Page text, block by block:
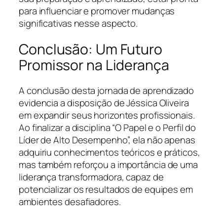
para influenciar e promover mudanças
significativas nesse aspecto.
Conclusão: Um Futuro
Promissor na Liderança
A conclusão desta jornada de aprendizado
evidencia a disposição de Jéssica Oliveira
em expandir seus horizontes profissionais.
Ao finalizar a disciplina “O Papel e o Perfil do
Líder de Alto Desempenho”, ela não apenas
adquiriu conhecimentos teóricos e práticos,
mas também reforçou a importância de uma
liderança transformadora, capaz de
potencializar os resultados de equipes em
ambientes desafiadores.